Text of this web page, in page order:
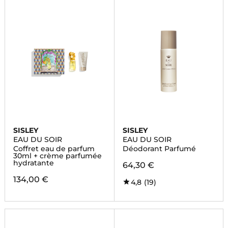
SISLEY
EAU DU SOIR
Coffret eau de parfum
30ml + crème parfumée
hydratante
134,00 €
SISLEY
EAU DU SOIR
Déodorant Parfumé
64,30 €
4,8 (19)